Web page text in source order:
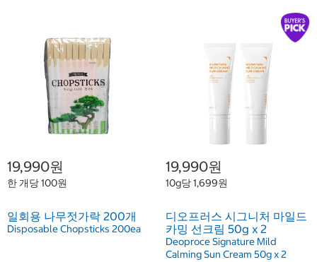
19,990원
한 개당 100원
일회용 나무젓가락 200개
Disposable Chopsticks 200ea
19,990원
10g당 1,699원
디오프러스 시그니처 마일드
카밍 선크림 50g x 2
Deoproce Signature Mild
Calming Sun Cream 50g x 2